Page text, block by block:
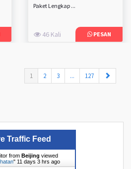
Paket Lengkap ...
46 Kali PESAN
1 (current)
2 3 ... 127
Traffic Feed
from Beijing viewed
" 11 days 3 hrs ago